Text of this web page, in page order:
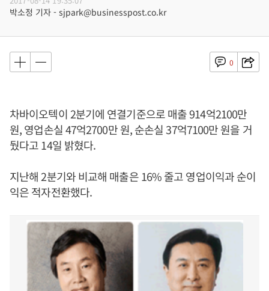
박소정 기자 - sjpark@businesspost.co.kr
0
차바이오텍이 2분기에 연결기준으로 매출 914억2100만
원, 영업손실 47억2700만 원, 순손실 37억7100만 원을 거
뒀다고 14일 밝혔다.
지난해 2분기와 비교해 매출은 16% 줄고 영업이익과 순이
익은 적자전환했다.